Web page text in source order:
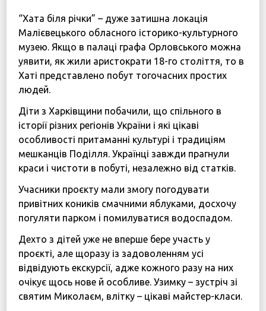
Дітям війни
Програма підтримки жінок “SOS-Жінки”
Центр психологічної реабілітації та
Новини
Прозорість та звітність
Закупівлі
Політики
Україна, м. Кам’янець-Подільський,
вул. Івана Франка, 30
+38 067 38 44 344
“Хата біля річки” – дуже затишна локація
Малієвецького обласного історико-культурного
музею. Якщо в палаці графа Орловського можна
уявити, як жили аристократи 18-го століття, то в
Хаті представлено побут тогочасних простих
людей.
Діти з Харківщини побачили, що спільного в
історії різних регіонів України і які цікаві
особливості притаманні культурі і традиціям
мешканців Поділля. Українці завжди прагнули
краси і чистоти в побуті, незалежно від статків.
Учасники проєкту мали змогу погодувати
привітних коників смачними яблуками, досхочу
погуляти парком і помилуватися водоспадом.
Дехто з дітей уже не вперше бере участь у
проєкті, але щоразу із задоволенням усі
відвідують екскурсії, адже кожного разу на них
очікує щось нове й особливе. Узимку – зустріч зі
святим Миколаєм, влітку – цікаві майстер-класи.